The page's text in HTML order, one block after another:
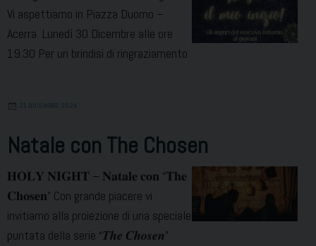
Vi aspettiamo in Piazza Duomo –
Acerra Lunedì 30 Dicembre alle ore
19.30 Per un brindisi di ringraziamento
21 DICEMBRE 2024
Natale con The Chosen
𝐇𝐎𝐋𝐘 𝐍𝐈𝐆𝐇𝐓 – 𝐍𝐚𝐭𝐚𝐥𝐞 𝐜𝐨𝐧 “𝐓𝐡𝐞
𝐂𝐡𝐨𝐬𝐞𝐧” Con grande piacere vi
invitiamo alla proiezione di una speciale
puntata della serie “𝑻𝒉𝒆 𝑪𝒉𝒐𝒔𝒆𝒏”